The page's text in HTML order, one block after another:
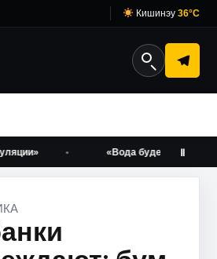
Кишинэу 36°C
«Вода будет!» Ион Чебан
Ⅱ